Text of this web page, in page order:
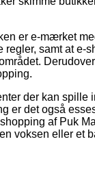
er e-mærket
samt at e-
der kan spille
er det også
af Puk
voksen eller et